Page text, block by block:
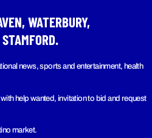
WATERBURY,
news, sports and entertainment, health
help wanted, invitation to bid and request
market.